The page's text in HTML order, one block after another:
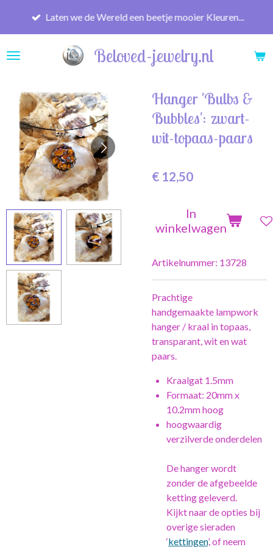
de
Beloved-jewelry.nl
Laten we de Wereld een beetje mooier Kleuren...
Hanger 'Bulbs &
Bubbles': zwart-
wit-topaas-paars
€ 12,50
In
winkelwagen
Artikelnummer: 13728
Prachtige
handgemaakte lampwork
hanger / kraal in topaas,
transparant, wit en wat
paars.
Kraalgat 1.5mm
Formaat: 20mm x
10.2mm hoog
hoogwaardig
verzilverde onderdelen
De hanger wordt
zonder de afgebeelde
ketting geleverd.
Kijkt naar de opties bij
overige sieraden
‘kettingen’, of neem